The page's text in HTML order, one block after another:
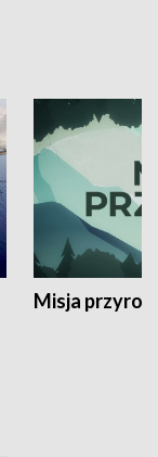
Misja